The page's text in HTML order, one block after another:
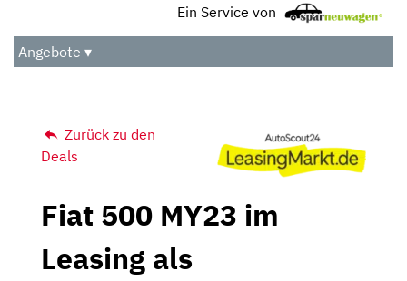
Audio
Das Beste
Ein Service von
Angebote ▾
Zurück zu den
Deals
Fiat 500 MY23 im
Leasing als